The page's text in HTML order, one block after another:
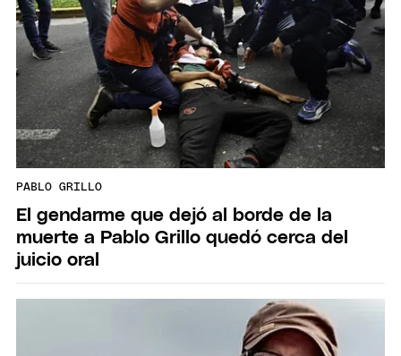
PABLO GRILLO
El gendarme que dejó al borde de la
muerte a Pablo Grillo quedó cerca del
juicio oral